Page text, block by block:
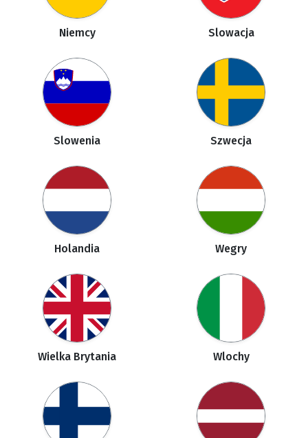
Niemcy Slowacja
Slowenia Szwecja
Holandia Wegry
Wielka Brytania Wlochy